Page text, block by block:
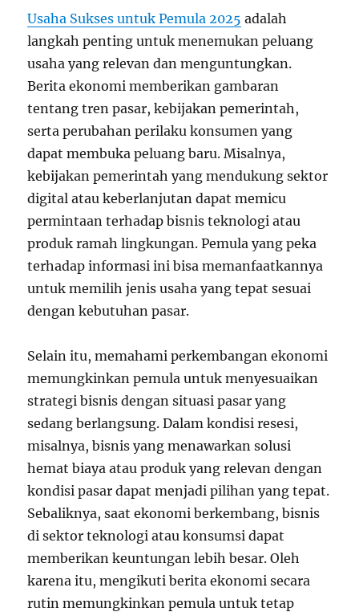
Usaha Sukses untuk Pemula 2025 adalah
langkah penting untuk menemukan peluang
usaha yang relevan dan menguntungkan.
Berita ekonomi memberikan gambaran
tentang tren pasar, kebijakan pemerintah,
serta perubahan perilaku konsumen yang
dapat membuka peluang baru. Misalnya,
kebijakan pemerintah yang mendukung sektor
digital atau keberlanjutan dapat memicu
permintaan terhadap bisnis teknologi atau
produk ramah lingkungan. Pemula yang peka
terhadap informasi ini bisa memanfaatkannya
untuk memilih jenis usaha yang tepat sesuai
dengan kebutuhan pasar.
Selain itu, memahami perkembangan ekonomi
memungkinkan pemula untuk menyesuaikan
strategi bisnis dengan situasi pasar yang
sedang berlangsung. Dalam kondisi resesi,
misalnya, bisnis yang menawarkan solusi
hemat biaya atau produk yang relevan dengan
kondisi pasar dapat menjadi pilihan yang tepat.
Sebaliknya, saat ekonomi berkembang, bisnis
di sektor teknologi atau konsumsi dapat
memberikan keuntungan lebih besar. Oleh
karena itu, mengikuti berita ekonomi secara
rutin memungkinkan pemula untuk tetap